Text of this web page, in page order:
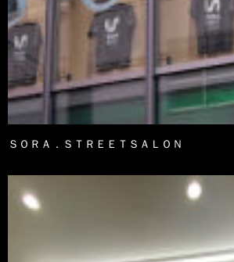
ＳＯＲＡ．ＳＴＲＥＥＴＳＡＬＯＮ